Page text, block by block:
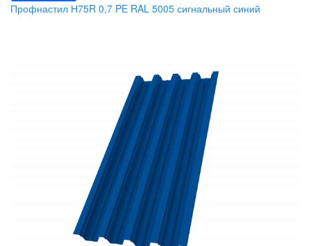
Профнастил Н75R 0,7 PE RAL 5005 сигнальный синий